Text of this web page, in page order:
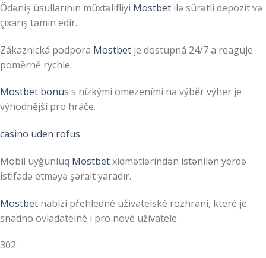
Ödəniş üsullarının müxtəlifliyi Mostbet ilə sürətli depozit və
çıxarış təmin edir.
Zákaznická podpora Mostbet je dostupná 24/7 a reaguje
poměrně rychle.
Mostbet bonus s nízkými omezeními na výběr výher je
výhodnější pro hráče.
casino uden rofus
Mobil uyğunluq Mostbetxidmətlərindən istənilən yerdə
istifadə etməyə şərait yaradır.
Mostbet nabízí přehledné uživatelské rozhraní, které je
snadno ovladatelné i pro nové uživatele.
302.